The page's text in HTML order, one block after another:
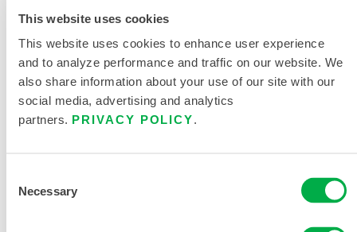
This website uses cookies
This website uses cookies to enhance user experience
and to analyze performance and traffic on our website. We
also share information about your use of our site with our
social media, advertising and analytics
partners. PRIVACY POLICY.
Selection
Necessary
产品资料
野外战斗服
供一线响应人员使用的防护战斗服
911 救援战斗服尺码表